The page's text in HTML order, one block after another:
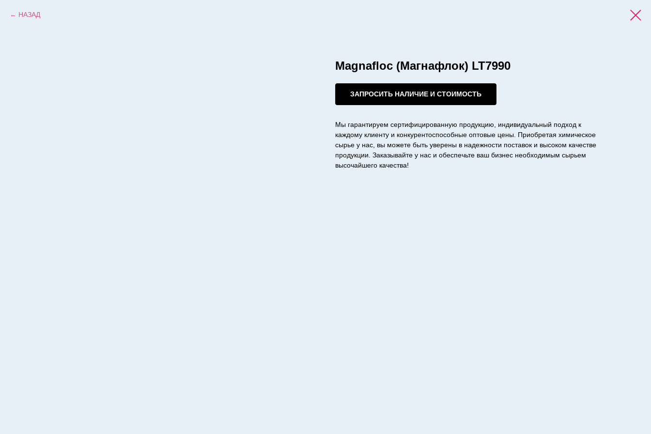
НАЗАД
Magnafloc (Магнафлок) LT7990
ЗАПРОСИТЬ НАЛИЧИЕ И СТОИМОСТЬ
Мы гарантируем сертифицированную продукцию, индивидуальный подход к
каждому клиенту и конкурентоспособные оптовые цены. Приобретая химическое
сырье у нас, вы можете быть уверены в надежности поставок и высоком качестве
продукции. Заказывайте у нас и обеспечьте ваш бизнес необходимым сырьем
высочайшего качества!